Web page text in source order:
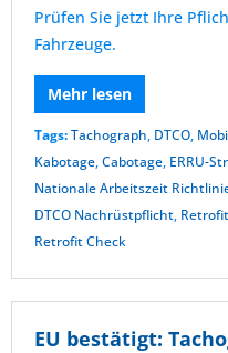
Prüfen Sie jetzt Ihre
Fahrzeuge.
Mehr lesen
Tags:Tachograph, DTCO,
Kabotage,Cabotage, ERRU-
Nationale Arbeitszeit
DTCO Nachrüstpflicht, Retrofit
Retrofit Check
EU bestätigt: